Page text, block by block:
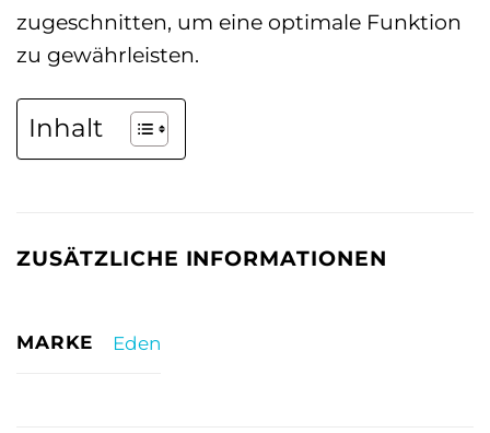
zugeschnitten, um eine optimale Funktion
zu gewährleisten.
Inhalt
ZUSÄTZLICHE INFORMATIONEN
MARKE Eden